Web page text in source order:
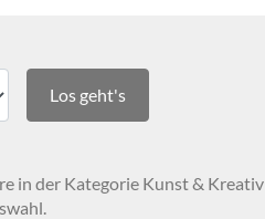
Los geht's
in der Kategorie Kunst & Kreativ